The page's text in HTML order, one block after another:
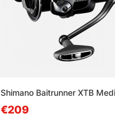
Shimano Baitrunner XTB
€209